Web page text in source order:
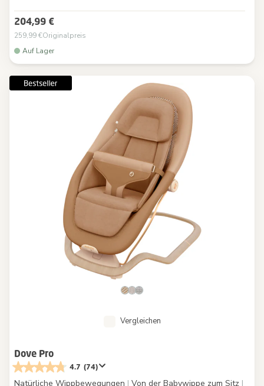
204,99 €
259,99 €Originalpreis
Auf Lager
Vergleichen
Dove Pro
4.7 (74)
Natürliche Wippbewegungen | Von der Babywippe zum Sitz |